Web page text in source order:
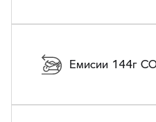
Емисии 144г